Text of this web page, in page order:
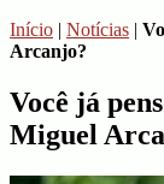
Início | Notícias |
Arcanjo?
Você já
Miguel